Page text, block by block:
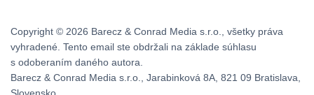
Copyright © 2026 Barecz & Conrad Media s.r.o., všetky práva
vyhradené. Tento email ste obdržali na základe súhlasu
s odoberaním daného autora.
Barecz & Conrad Media s.r.o., Jarabinková 8A, 821 09 Bratislava,